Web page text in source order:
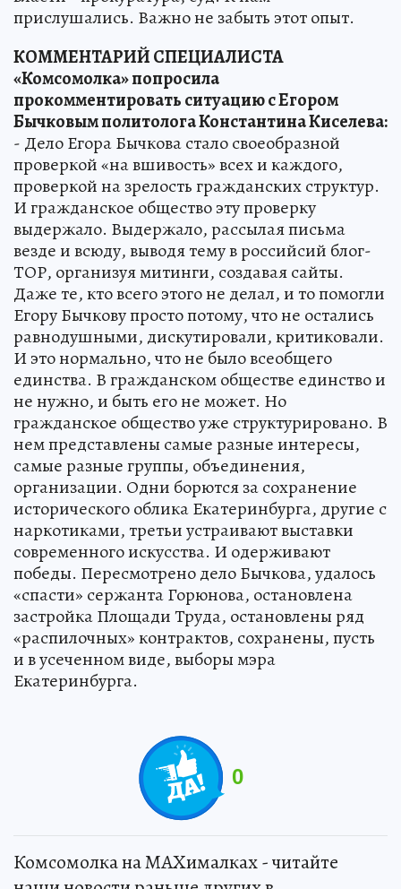
прислушались. Важно не забыть этот опыт.
КОММЕНТАРИЙ СПЕЦИАЛИСТА
«Комсомолка» попросила
прокомментировать ситуацию с Егором
Бычковым политолога Константина Киселева:
- Дело Егора Бычкова стало своеобразной
проверкой «на вшивость» всех и каждого,
проверкой на зрелость гражданских структур.
И гражданское общество эту проверку
выдержало. Выдержало, рассылая письма
везде и всюду, выводя тему в российсий блог-
ТОР, организуя митинги, создавая сайты.
Даже те, кто всего этого не делал, и то помогли
Егору Бычкову просто потому, что не остались
равнодушными, дискутировали, критиковали.
И это нормально, что не было всеобщего
единства. В гражданском обществе единство и
не нужно, и быть его не может. Но
гражданское общество уже структурировано. В
нем представлены самые разные интересы,
самые разные группы, объединения,
организации. Одни борются за сохранение
исторического облика Екатеринбурга, другие с
наркотиками, третьи устраивают выставки
современного искусства. И одерживают
победы. Пересмотрено дело Бычкова, удалось
«спасти» сержанта Горюнова, остановлена
застройка Площади Труда, остановлены ряд
«распилочных» контрактов, сохранены, пусть
и в усеченном виде, выборы мэра
Екатеринбурга.
0
Комсомолка на MAXималках - читайте